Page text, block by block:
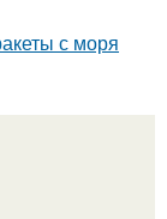
с моря